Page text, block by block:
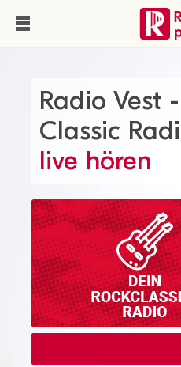
Radio Vest
Classic
live hören